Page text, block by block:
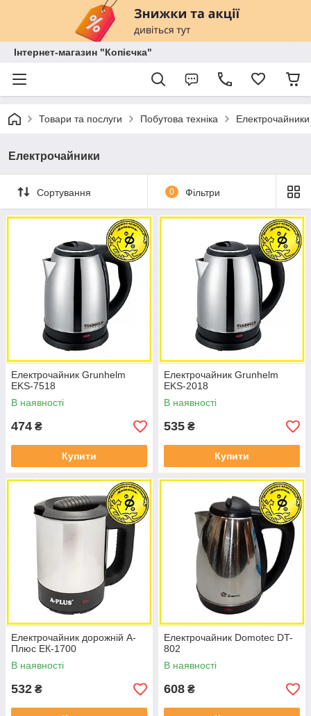
Інтернет-магазин "Копієчка"
Товари та послуги Побутова техніка Електрочайники
Електрочайники
Сортування 0 Фільтри
Електрочайник Grunhelm
EKS-7518
В наявності
474 ₴
Купити
Електрочайник Grunhelm
EKS-2018
В наявності
535 ₴
Купити
Електрочайник дорожній А-
Плюс ЕК-1700
В наявності
532 ₴
Електрочайник Domotec DT-
802
В наявності
608 ₴